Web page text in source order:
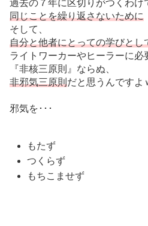
過去の７年に区切りがつくわけ
同じことを繰り返さないために
そして、
自分と他者にとっての学びと
ライトワーカーやヒーラーに必
『非核三原則』ならぬ、
非邪気三原則だと思うんですよ
邪気を･･･
もたず
つくらず
もちこませず